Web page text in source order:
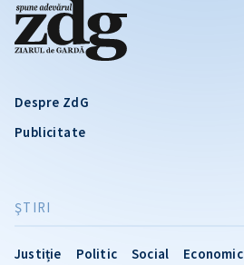
Despre ZdG
Publicitate
ŞTIRI
Justiție Politic Social Economic